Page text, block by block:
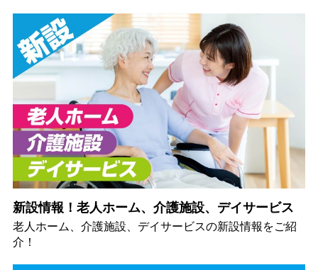
新設情報！老人ホーム、介護施設、デイサービス
老人ホーム、介護施設、デイサービスの新設情報をご紹
介！